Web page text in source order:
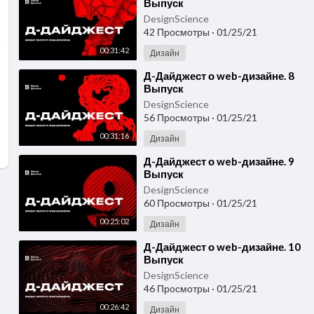
00:31:42
Выпуск
DesignScience
42 Просмотры · 01/25/21
Дизайн
00:31:16
⁣Д-Дайджест о web-дизайне. 8
Выпуск
DesignScience
56 Просмотры · 01/25/21
Дизайн
00:25:02
⁣Д-Дайджест о web-дизайне. 9
Выпуск
DesignScience
60 Просмотры · 01/25/21
Дизайн
00:26:42
⁣Д-Дайджест о web-дизайне. 10
Выпуск
DesignScience
46 Просмотры · 01/25/21
Дизайн